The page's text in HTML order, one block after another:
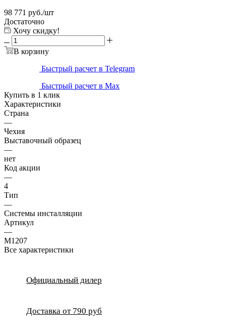
98 771 руб./шт
Достаточно
Хочу скидку!
В корзину
Быстрый расчет в Telegram
Быстрый расчет в Max
Купить в 1 клик
Характеристики
Страна
—
Чехия
Выставочный образец
—
нет
Код акции
—
4
Тип
—
Системы инсталляции
Артикул
—
M1207
Все характеристики
Официальный дилер
Доставка от 790 руб